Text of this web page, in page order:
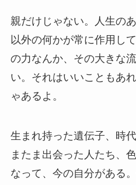
親だけじゃない。人生の
以外の何かが常に作用し
の力なんか、その大きな
い。それはいいこともあ
ゃあるよ。
生まれ持った遺伝子、時
またま出会った人たち、
なって、今の自分がある